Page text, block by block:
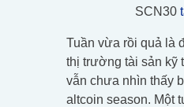
SCN30
Tuần vừa rồi quả là
thị trường tài sản kỹ
vẫn chưa nhìn thấy
altcoin season. Một